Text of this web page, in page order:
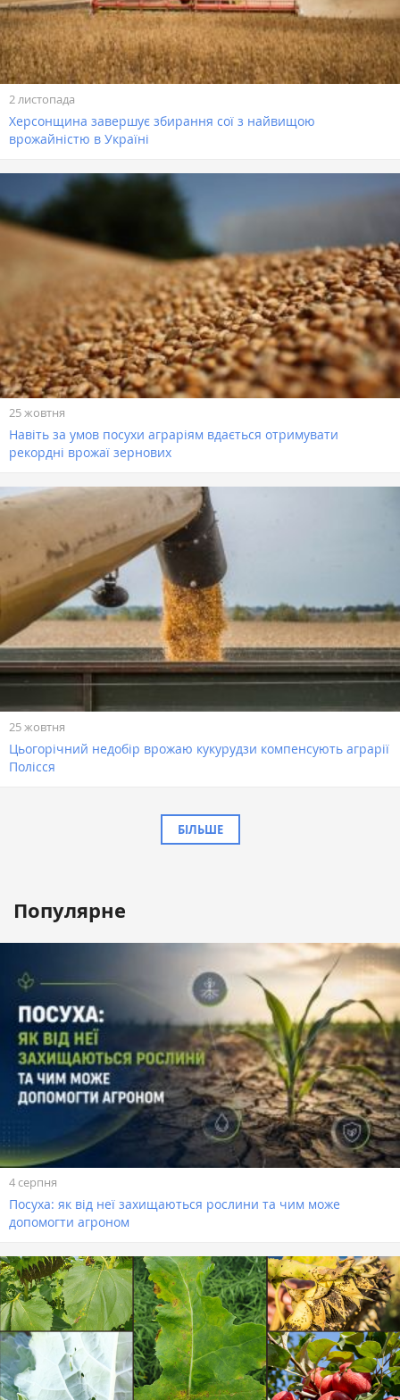
2 листопада
Херсонщина завершує збирання сої з найвищою
врожайністю в Україні
25 жовтня
Навіть за умов посухи аграріям вдається отримувати
рекордні врожаї зернових
25 жовтня
Цьогорічний недобір врожаю кукурудзи компенсують аграрії
Полісся
БІЛЬШЕ
Популярне
4 серпня
Посуха: як від неї захищаються рослини та чим може
допомогти агроном